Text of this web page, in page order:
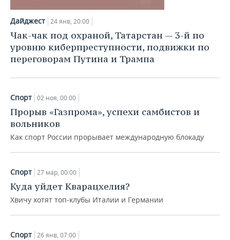
НЕФТЬ
ОПК
РОЗНИЧНАЯ ТОРГОВЛЯ
ТРАНСПОРТ
УСЛУГИ
НОВОСТИ ТЕХНОЛОГИЙ
МЕДИА
МЕРОПРИЯТИЯ
НОВОСТИ МЕРОПРИЯТИЙ
ВЫЕЗДНАЯ РЕДАКЦИЯ
ONLINE-КОНФЕРЕНЦИИ
ОТКРЫТАЯ ЛЕКЦИЯ
СПОРТ
НОВОСТИ СПОРТА
ХОККЕЙ
БАСКЕТБОЛ
КИБЕРСПОРТ
ВОДНЫЕ ВИДЫ СПОРТА
ОБЩЕСТВО
ВЛАСТЬ
ИНФРАСТРУКТУРА
КУЛЬТУРА
ОБРАЗОВАНИЕ
СЮЖЕТЫ
СПРАВОЧНИК
СПИСОК КОМПАНИЙ
Дайджест 24 янв, 20:00
Чак-чак под охраной, Татарстан — 3-й по
уровню киберпреступности, подвижки по
переговорам Путина и Трампа
Спорт 02 ноя, 00:00
Прорыв «Газпрома», успехи самбистов и
вольников
Как спорт России прорывает международную блокаду
Спорт 27 мар, 00:00
Куда уйдет Кварацхелия?
Хвичу хотят топ-клубы Италии и Германии
Спорт 26 янв, 07:00